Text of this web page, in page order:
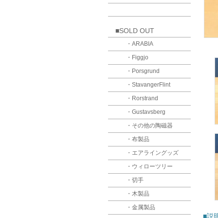
■説
■SOLD OUT
・ARABIA
・Figgjo
・Porsgrund
・StavangerFlint
・Rorstrand
・Gustavsberg
・その他の陶磁器
・布製品
・エアライングッズ
・ウィローツリー
・切手
・木製品
・金属製品